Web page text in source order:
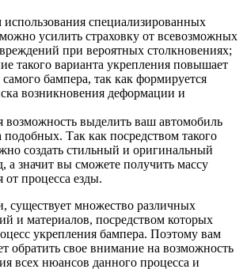
использования специализированных
усилить страховку от всевозможных
при вероятных столкновениях;
такого варианта укрепления повышает
бампера, так как формируется
возникновения деформации и
возможность выделить ваш автомобиль
подобных. Так как посредством такого
создать стильный и оригинальный
а значит вы сможете получить массу
от процесса езды.
существует множество различных
и материалов, посредством которых
укрепления бампера. Поэтому вам
обратить свое внимание на возможность
всех нюансов данного процесса и